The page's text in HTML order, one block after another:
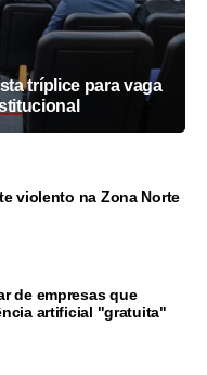
tríplice para vaga
violento na Zona Norte
de empresas que
artificial "gratuita"